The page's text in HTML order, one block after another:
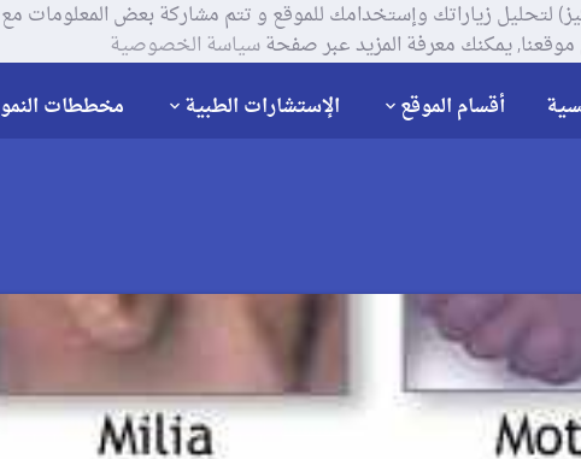
يمكنك معرفة المزيد عبر صفحةسياسة الخصوصية
أقسام الموقع الإستشارات الطبية مخططات النمو